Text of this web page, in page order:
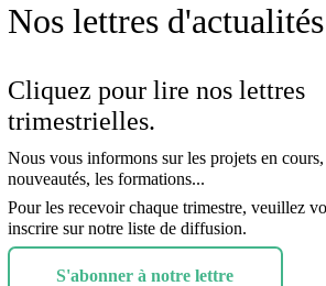
Nos lettres d'actualités
Cliquez pour lire nos lettres
trimestrielles.
Nous vous informons sur les projets en cours,
nouveautés, les formations...
Pour les recevoir chaque trimestre, veuillez
inscrire sur notre liste de diffusion.
S'abonner à notre lettre